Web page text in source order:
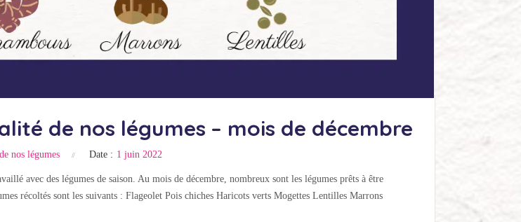
de nos légumes – mois de décembre
nos légumes Date : 1 juin 2022
avec des légumes de saison. Au mois de décembre, nombreux sont les légumes prêts à être
récoltés sont les suivants : Flageolet Pois chiches Haricots verts Mogettes Lentilles Marrons